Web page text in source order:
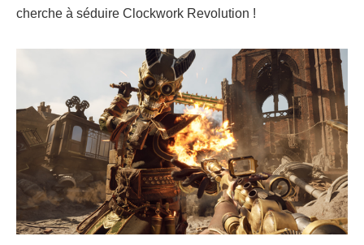
cherche à séduire Clockwork Revolution !